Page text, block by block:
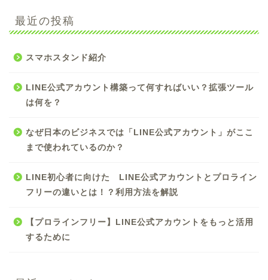
最近の投稿
スマホスタンド紹介
LINE公式アカウント構築って何すればいい？拡張ツール
は何を？
なぜ日本のビジネスでは「LINE公式アカウント」がここ
まで使われているのか？
LINE初心者に向けた LINE公式アカウントとプロライン
フリーの違いとは！？利用方法を解説
【プロラインフリー】LINE公式アカウントをもっと活用
するために